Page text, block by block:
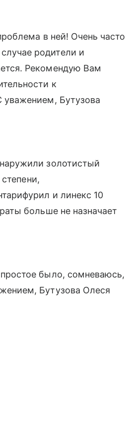
в ней! Очень часто
родители и
Рекомендую Вам
к
уважением, Бутузова
золотистый
и линекс 10
больше не назначает
было, сомневаюсь,
Бутузова Олеся